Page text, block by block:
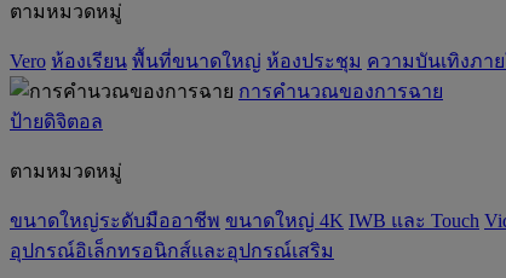
ตามหมวดหมู่
Vero ห้องเรียน พื้นที่ขนาดใหญ่ ห้องประชุม ความบันเทิงภา
การคำนวณของการฉาย
ป้ายดิจิตอล
ตามหมวดหมู่
ขนาดใหญ่ระดับมืออาชีพ ขนาดใหญ่ 4K IWB และ Touch
อุปกรณ์อิเล็กทรอนิกส์และอุปกรณ์เสริม